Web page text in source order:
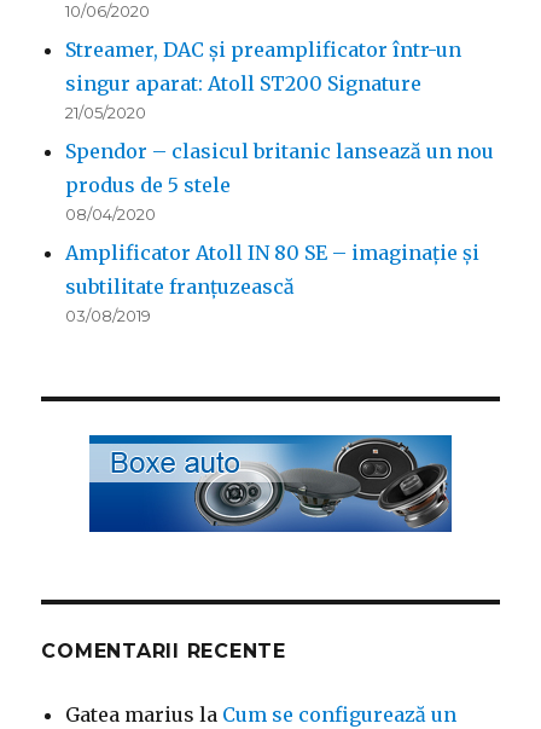
10/06/2020
Streamer, DAC și preamplificator într-un
singur aparat: Atoll ST200 Signature
21/05/2020
Spendor – clasicul britanic lansează un nou
produs de 5 stele
08/04/2020
Amplificator Atoll IN 80 SE – imaginație și
subtilitate franțuzească
03/08/2019
COMENTARII RECENTE
Gatea marius la Cum se configurează un